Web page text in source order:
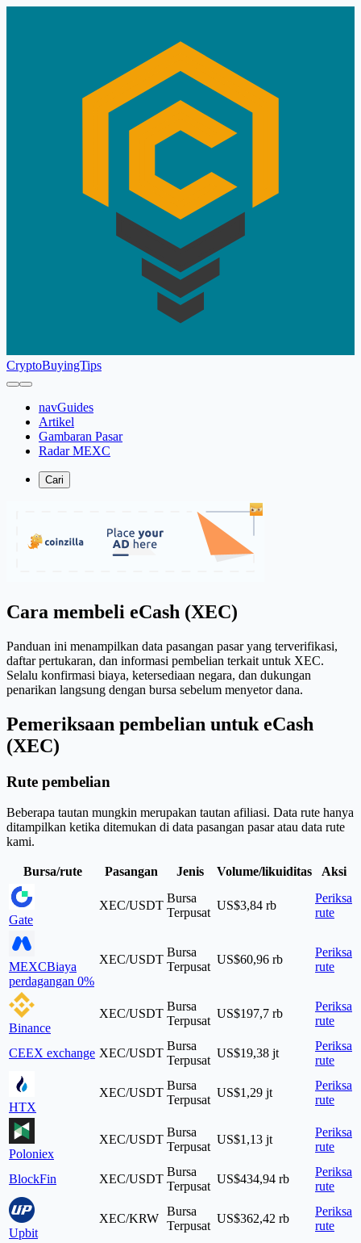
CryptoBuyingTips
navGuides
Artikel
Gambaran Pasar
Radar MEXC
Cari
Cara membeli eCash (XEC)
Panduan ini menampilkan data pasangan pasar yang terverifikasi,
daftar pertukaran, dan informasi pembelian terkait untuk XEC.
Selalu konfirmasi biaya, ketersediaan negara, dan dukungan
penarikan langsung dengan bursa sebelum menyetor dana.
Pemeriksaan pembelian untuk eCash
(XEC)
Rute pembelian
Beberapa tautan mungkin merupakan tautan afiliasi. Data rute hanya
ditampilkan ketika ditemukan di data pasangan pasar atau data rute
kami.
Bursa/rute Pasangan Jenis Volume/likuiditas Aksi
Gate
XEC/USDT
Bursa
Terpusat
US$3,84 rb
Periksa
rute
MEXCBiaya
perdagangan 0%
XEC/USDT
Bursa
Terpusat
US$60,96 rb
Periksa
rute
Binance
XEC/USDT
Bursa
Terpusat
US$197,7 rb
Periksa
rute
CEEX exchange XEC/USDT
Bursa
Terpusat
US$19,38 jt
Periksa
rute
HTX
XEC/USDT
Bursa
Terpusat
US$1,29 jt
Periksa
rute
Poloniex
XEC/USDT
Bursa
Terpusat
US$1,13 jt
Periksa
rute
BlockFin XEC/USDT
Bursa
Terpusat
US$434,94 rb
Periksa
rute
Upbit
XEC/KRW
Bursa
Terpusat
US$362,42 rb
Periksa
rute